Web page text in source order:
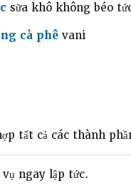
sữa khô không béo
cà phê vani
tất cả các thành
vụ ngay lập tức.